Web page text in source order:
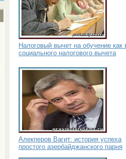
Налоговый вычет на обучение как
социального налогового вычета
Алекперов Вагит: история успеха
простого азербайджанского парня